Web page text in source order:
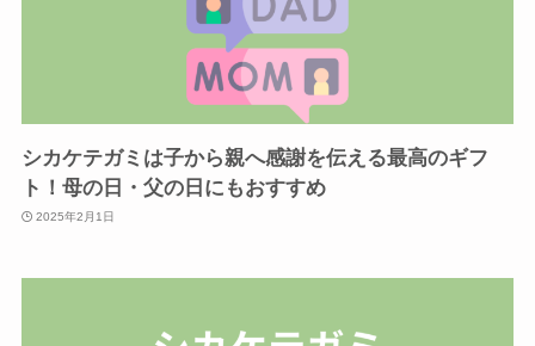
シカケテガミは子から親へ感謝を伝える最高のギフ
ト！母の日・父の日にもおすすめ
2025年2月1日